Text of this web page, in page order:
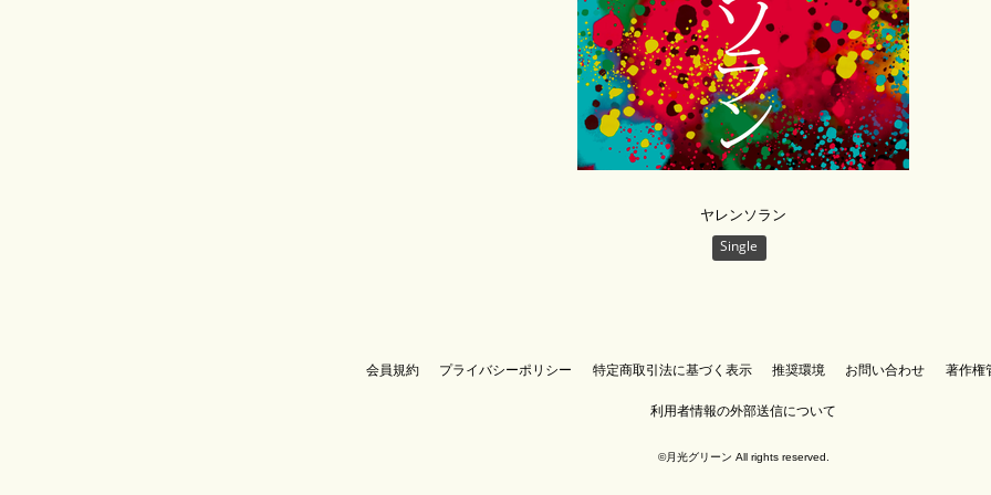
ヤレンソラン
Single
会員規約 プライバシーポリシー 特定商取引法に基づく表示 推奨環境 お問い合わせ 著作権
利用者情報の外部送信について
©月光グリーン All rights reserved.